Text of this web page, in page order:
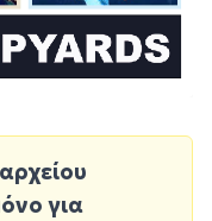
για